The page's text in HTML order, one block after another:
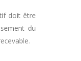
doit être
du